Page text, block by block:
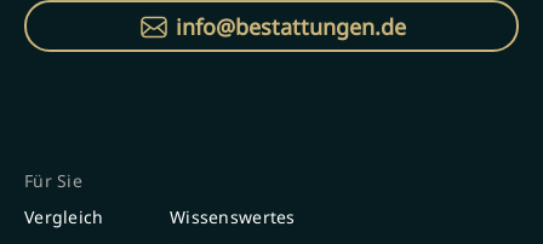
info@bestattungen.de
Für Sie
Vergleich
Wissenswertes